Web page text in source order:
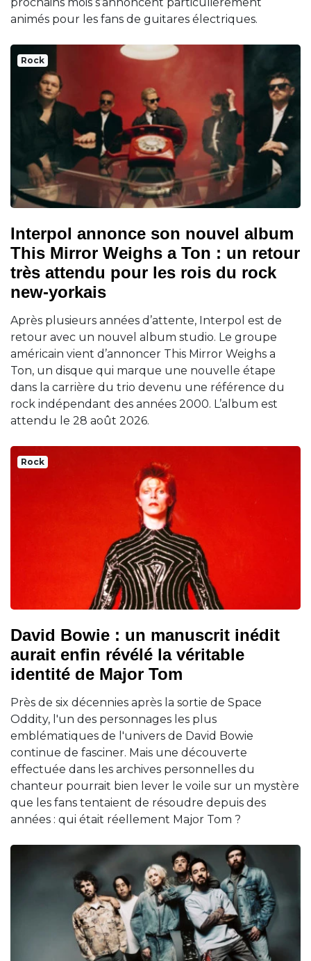
animés pour les fans de guitares électriques.
Rock
Interpol annonce son nouvel album
This Mirror Weighs a Ton : un retour
très attendu pour les rois du rock
new-yorkais
Après plusieurs années d’attente, Interpol est de
retour avec un nouvel album studio. Le groupe
américain vient d’annoncer This Mirror Weighs a
Ton, un disque qui marque une nouvelle étape
dans la carrière du trio devenu une référence du
rock indépendant des années 2000. L’album est
attendu le 28 août 2026.
Rock
David Bowie : un manuscrit inédit
aurait enfin révélé la véritable
identité de Major Tom
Près de six décennies après la sortie de Space
Oddity, l'un des personnages les plus
emblématiques de l'univers de David Bowie
continue de fasciner. Mais une découverte
effectuée dans les archives personnelles du
chanteur pourrait bien lever le voile sur un mystère
que les fans tentaient de résoudre depuis des
années : qui était réellement Major Tom ?